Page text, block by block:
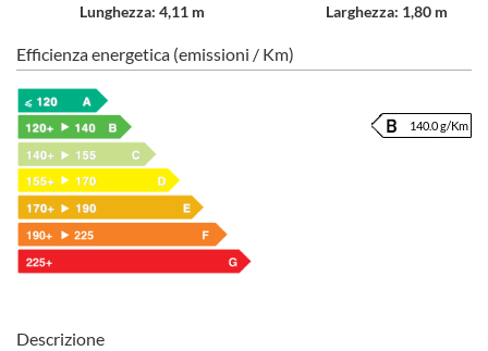
Lunghezza: 4,11 m Larghezza: 1,80 m
Efficienza energetica (emissioni / Km)
140.0 g/Km
Descrizione